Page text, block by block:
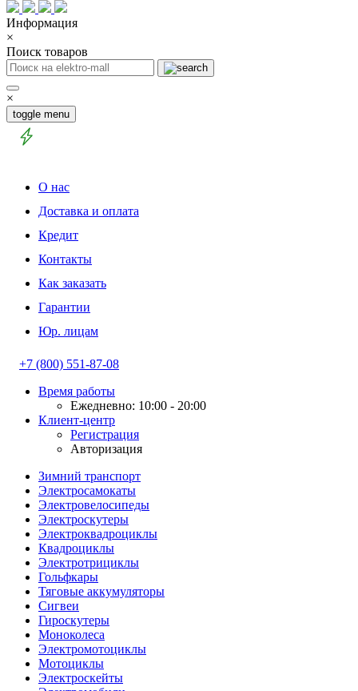
Информация
×
Поиск товаров
×
toggle menu
О нас
Доставка и оплата
Кредит
Контакты
Как заказать
Гарантии
Юр. лицам
+7 (800) 551-87-08
Время работы
Ежедневно: 10:00 - 20:00
Клиент-центр
Регистрация
Авторизация
Зимний транспорт
Электросамокаты
Электровелосипеды
Электроскутеры
Электроквадроциклы
Квадроциклы
Электротрициклы
Гольфкары
Тяговые аккумуляторы
Сигвеи
Гироскутеры
Моноколеса
Электромотоциклы
Мотоциклы
Электроскейты